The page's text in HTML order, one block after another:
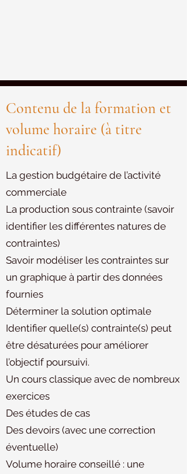
Contenu de la formation et
volume horaire (à titre
indicatif)
La gestion budgétaire de l’activité
commerciale
La production sous contrainte (savoir
identifier les différentes natures de
contraintes)
Savoir modéliser les contraintes sur
un graphique à partir des données
fournies
Déterminer la solution optimale
Identifier quelle(s) contrainte(s) peut
être désaturées pour améliorer
l’objectif poursuivi.
Un cours classique avec de nombreux
exercices
Des études de cas
Des devoirs (avec une correction
éventuelle)
Volume horaire conseillé : une